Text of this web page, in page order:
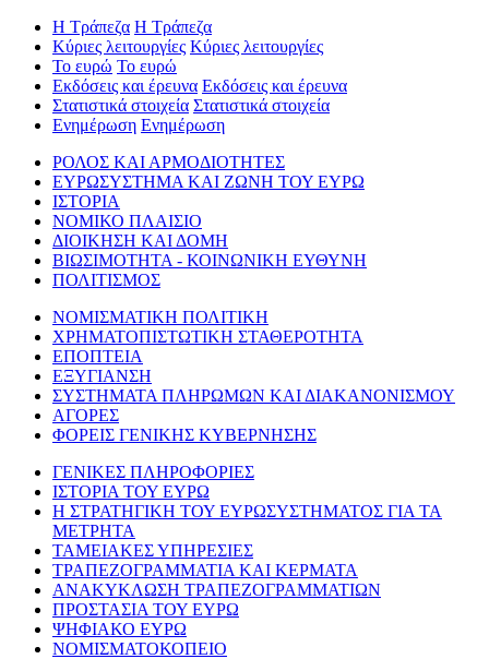
Η Τράπεζα Η Τράπεζα
Κύριες λειτουργίες Κύριες λειτουργίες
Το ευρώ Το ευρώ
Εκδόσεις και έρευνα Εκδόσεις και έρευνα
Στατιστικά στοιχεία Στατιστικά στοιχεία
Ενημέρωση Ενημέρωση
ΡΟΛΟΣ ΚΑΙ ΑΡΜΟΔΙΟΤΗΤΕΣ
ΕΥΡΩΣΥΣΤΗΜΑ ΚΑΙ ΖΩΝΗ ΤΟΥ ΕΥΡΩ
ΙΣΤΟΡΙΑ
ΝΟΜΙΚΟ ΠΛΑΙΣΙΟ
ΔΙΟΙΚΗΣΗ ΚΑΙ ΔΟΜΗ
ΒΙΩΣΙΜΟΤΗΤΑ - ΚΟΙΝΩΝΙΚΗ ΕΥΘΥΝΗ
ΠΟΛΙΤΙΣΜΟΣ
ΝΟΜΙΣΜΑΤΙΚΗ ΠΟΛΙΤΙΚΗ
ΧΡΗΜΑΤΟΠΙΣΤΩΤΙΚΗ ΣΤΑΘΕΡΟΤΗΤΑ
ΕΠΟΠΤΕΙΑ
ΕΞΥΓΙΑΝΣΗ
ΣΥΣΤΗΜΑΤΑ ΠΛΗΡΩΜΩΝ ΚΑΙ ΔΙΑΚΑΝΟΝΙΣΜΟΥ
ΑΓΟΡΕΣ
ΦΟΡΕΙΣ ΓΕΝΙΚΗΣ ΚΥΒΕΡΝΗΣΗΣ
ΓΕΝΙΚΕΣ ΠΛΗΡΟΦΟΡΙΕΣ
ΙΣΤΟΡΙΑ ΤΟΥ ΕΥΡΩ
Η ΣΤΡΑΤΗΓΙΚΗ ΤΟΥ ΕΥΡΩΣΥΣΤΗΜΑΤΟΣ ΓΙΑ ΤΑ
ΜΕΤΡΗΤΑ
ΤΑΜΕΙΑΚΕΣ ΥΠΗΡΕΣΙΕΣ
ΤΡΑΠΕΖΟΓΡΑΜΜΑΤΙΑ ΚΑΙ ΚΕΡΜΑΤΑ
ΑΝΑΚΥΚΛΩΣΗ ΤΡΑΠΕΖΟΓΡΑΜΜΑΤΙΩΝ
ΠΡΟΣΤΑΣΙΑ ΤΟΥ ΕΥΡΩ
ΨΗΦΙΑΚΟ ΕΥΡΩ
ΝΟΜΙΣΜΑΤΟΚΟΠΕΙΟ